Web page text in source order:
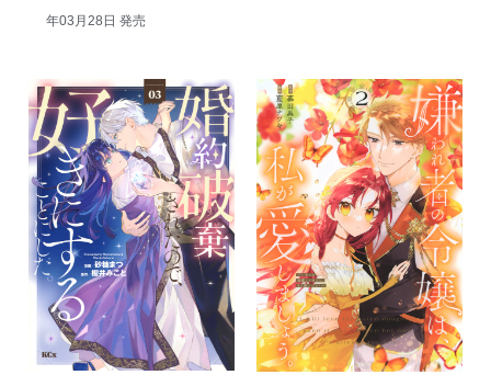
年03月28日 発売